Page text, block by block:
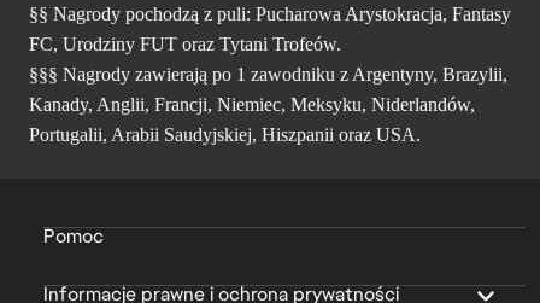
§§ Nagrody pochodzą z puli: Pucharowa Arystokracja, Fantasy
FC, Urodziny FUT oraz Tytani Trofeów.
§§§ Nagrody zawierają po 1 zawodniku z Argentyny, Brazylii,
Kanady, Anglii, Francji, Niemiec, Meksyku, Niderlandów,
Portugalii, Arabii Saudyjskiej, Hiszpanii oraz USA.
Pomoc
Informacje prawne i ochrona prywatności